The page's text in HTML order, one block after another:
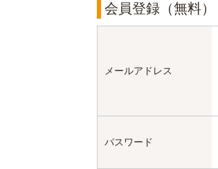
会員登録（無料）
メールアドレス
パスワード